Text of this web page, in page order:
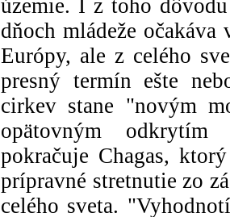
územie. I z toho
dňoch mládeže
Európy, ale z celého
presný termín ešte
cirkev stane "novým
opätovným odkrytím
pokračuje Chagas,
prípravné stretnutie zo
celého sveta.